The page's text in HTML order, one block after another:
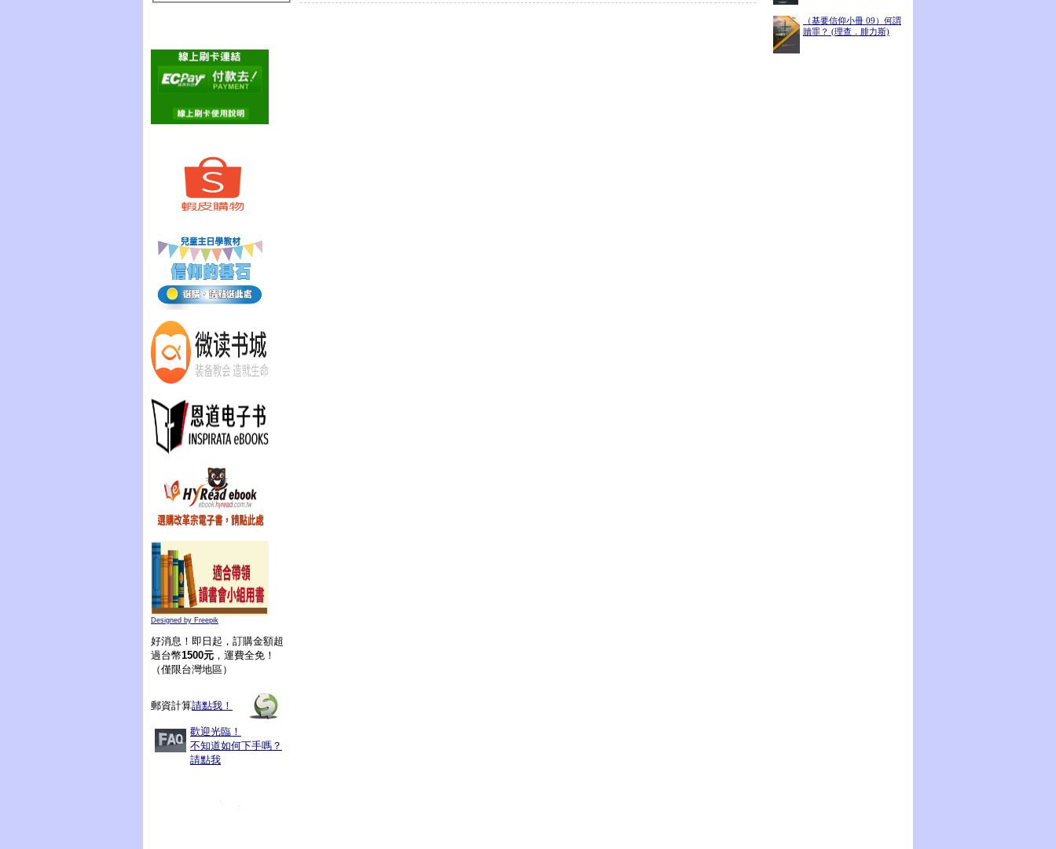
Designed by Freepik
好消息！即日起，訂購金額超
過台幣1500元 ，運費全免！
（僅限台灣地區）
郵資計算請點我！
歡迎光臨！
不知道如何下手嗎？
請點我
（基要信仰小冊 09）何謂
贖罪？ (理查．腓力斯)